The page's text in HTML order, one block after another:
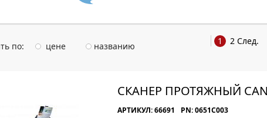
по: цене названию 1 2 След.
СКАНЕР ПРОТЯЖНЫЙ
АРТИКУЛ: 66691 PN: 0651C003